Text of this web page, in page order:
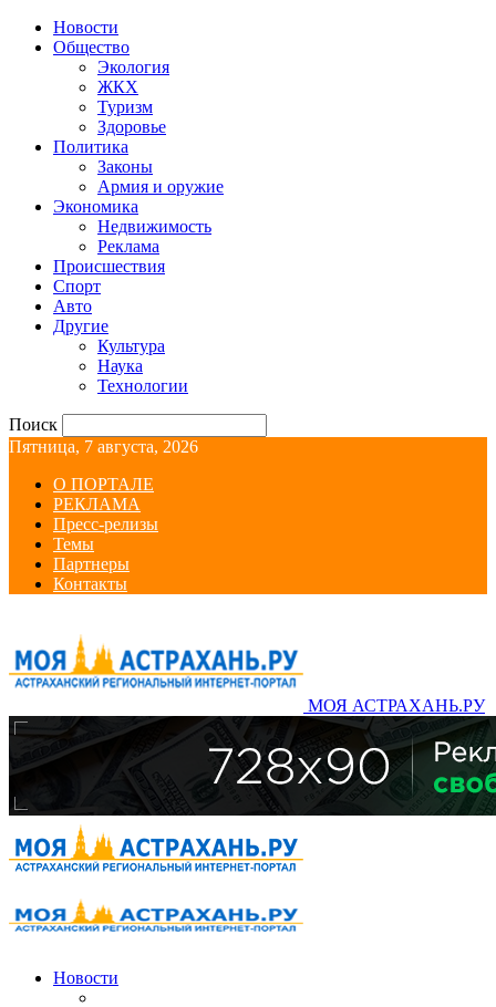
Новости
Общество
Экология
ЖКХ
Туризм
Здоровье
Политика
Законы
Армия и оружие
Экономика
Недвижимость
Реклама
Происшествия
Спорт
Авто
Другие
Культура
Наука
Технологии
Поиск
Пятница, 7 августа, 2026
О ПОРТАЛЕ
РЕКЛАМА
Пресс-релизы
Темы
Партнеры
Контакты
МОЯ АСТРАХАНЬ.РУ
Новости